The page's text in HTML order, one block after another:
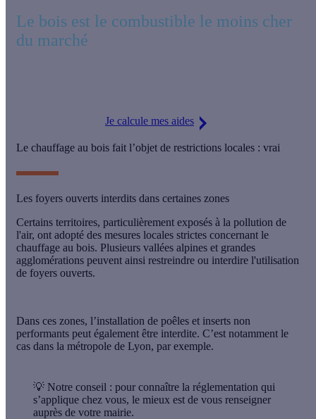
Le bois est le combustible le moins cher
du marché
Je calcule mes aides
Le chauffage au bois fait l’objet de restrictions locales : vrai
Les foyers ouverts interdits dans certaines zones
Certains territoires, particulièrement exposés à la pollution de
l'air, ont adopté des mesures locales strictes concernant le
chauffage au bois. Plusieurs vallées alpines et grandes
agglomérations peuvent ainsi restreindre ou interdire l'utilisation
de foyers ouverts.
Dans ces zones, l’installation de poêles et inserts non
performants peut également être interdite. C’est notamment le
cas dans la métropole de Lyon, par exemple.
💡 Notre conseil : pour connaître la réglementation qui
s’applique chez vous, le mieux est de vous renseigner
auprès de votre mairie.